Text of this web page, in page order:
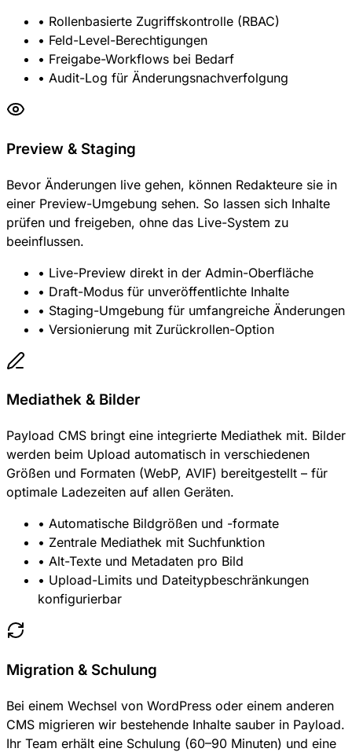
• Rollenbasierte Zugriffskontrolle (RBAC)
• Feld-Level-Berechtigungen
• Freigabe-Workflows bei Bedarf
• Audit-Log für Änderungsnachverfolgung
Preview & Staging
Bevor Änderungen live gehen, können Redakteure sie in
einer Preview-Umgebung sehen. So lassen sich Inhalte
prüfen und freigeben, ohne das Live-System zu
beeinflussen.
• Live-Preview direkt in der Admin-Oberfläche
• Draft-Modus für unveröffentlichte Inhalte
• Staging-Umgebung für umfangreiche Änderungen
• Versionierung mit Zurückrollen-Option
Mediathek & Bilder
Payload CMS bringt eine integrierte Mediathek mit. Bilder
werden beim Upload automatisch in verschiedenen
Größen und Formaten (WebP, AVIF) bereitgestellt – für
optimale Ladezeiten auf allen Geräten.
• Automatische Bildgrößen und -formate
• Zentrale Mediathek mit Suchfunktion
• Alt-Texte und Metadaten pro Bild
• Upload-Limits und Dateitypbeschränkungen
konfigurierbar
Migration & Schulung
Bei einem Wechsel von WordPress oder einem anderen
CMS migrieren wir bestehende Inhalte sauber in Payload.
Ihr Team erhält eine Schulung (60–90 Minuten) und eine